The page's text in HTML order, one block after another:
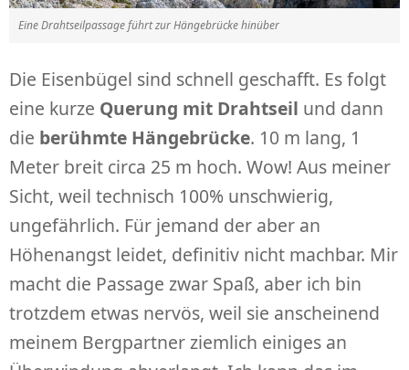
Eine Drahtseilpassage führt zur Hängebrücke hinüber
Die Eisenbügel sind schnell geschafft. Es folgt
eine kurze Querung mit Drahtseil und dann
die berühmte Hängebrücke. 10 m lang, 1
Meter breit circa 25 m hoch. Wow! Aus meiner
Sicht, weil technisch 100% unschwierig,
ungefährlich. Für jemand der aber an
Höhenangst leidet, definitiv nicht machbar. Mir
macht die Passage zwar Spaß, aber ich bin
trotzdem etwas nervös, weil sie anscheinend
meinem Bergpartner ziemlich einiges an